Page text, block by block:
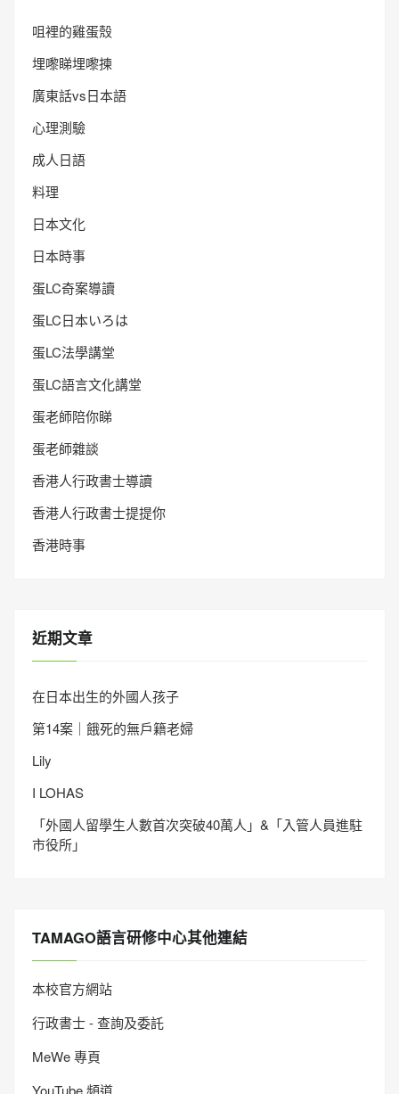
咀裡的雞蛋殼
埋嚟睇埋嚟揀
廣東話vs日本語
心理測驗
成人日語
料理
日本文化
日本時事
蛋LC奇案導讀
蛋LC日本いろは
蛋LC法學講堂
蛋LC語言文化講堂
蛋老師陪你睇
蛋老師雜談
香港人行政書士導讀
香港人行政書士提提你
香港時事
近期文章
在日本出生的外國人孩子
第14案｜餓死的無戶籍老婦
Lily
I LOHAS
「外國人留學生人數首次突破40萬人」&「入管人員進駐
市役所」
TAMAGO語言研修中心其他連結
本校官方網站
行政書士 - 查詢及委託
MeWe 專頁